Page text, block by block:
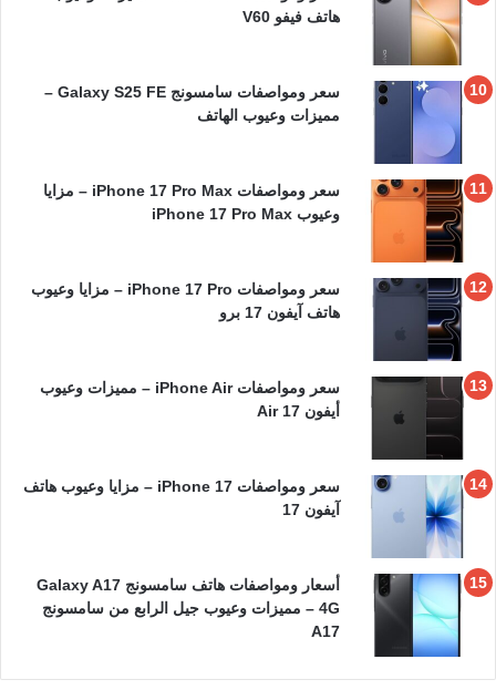
هاتف فيفو V60
سعر ومواصفات سامسونج Galaxy S25 FE –
مميزات وعيوب الهاتف
سعر ومواصفات iPhone 17 Pro Max – مزايا
وعيوب iPhone 17 Pro Max
سعر ومواصفات iPhone 17 Pro – مزايا وعيوب
هاتف آيفون 17 برو
سعر ومواصفات iPhone Air – مميزات وعيوب
أيفون 17 Air
سعر ومواصفات iPhone 17 – مزايا وعيوب هاتف
آيفون 17
أسعار ومواصفات هاتف سامسونج Galaxy A17
4G – مميزات وعيوب جيل الرابع من سامسونج
A17